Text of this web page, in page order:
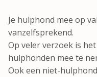
Je hulphond mee op
vanzelfsprekend.
Op veler verzoek is
hulphonden mee te
Ook een niet-